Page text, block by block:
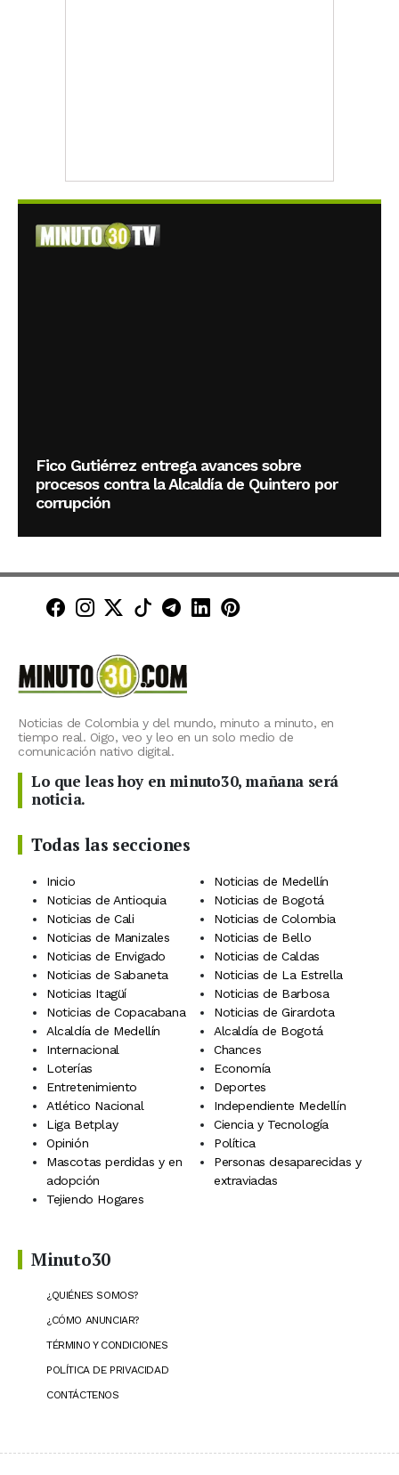
Fico Gutiérrez entrega avances sobre
procesos contra la Alcaldía de Quintero por
corrupción
Minuto30 en Facebook
Minuto30 en Instagram
Minuto30 en X (Twitter)
Minuto30 en TikTok
Canal de Minuto30 en
Minuto30 en LinkedIn
Minuto30 en
Noticias de Colombia y del mundo, minuto a minuto, en
tiempo real. Oigo, veo y leo en un solo medio de
comunicación nativo digital.
Lo que leas hoy en minuto30, mañana será
noticia.
Todas las secciones
Inicio
Noticias de Medellín
Noticias de Antioquia
Noticias de Bogotá
Noticias de Cali
Noticias de Colombia
Noticias de Manizales
Noticias de Bello
Noticias de Envigado
Noticias de Caldas
Noticias de Sabaneta
Noticias de La Estrella
Noticias Itagüí
Noticias de Barbosa
Noticias de Copacabana
Noticias de Girardota
Alcaldía de Medellín
Alcaldía de Bogotá
Internacional
Chances
Loterías
Economía
Entretenimiento
Deportes
Atlético Nacional
Independiente Medellín
Liga Betplay
Ciencia y Tecnología
Opinión
Política
Mascotas perdidas y en
adopción
Personas desaparecidas y
extraviadas
Tejiendo Hogares
Minuto30
¿QUIÉNES SOMOS?
¿CÓMO ANUNCIAR?
TÉRMINO Y CONDICIONES
POLÍTICA DE PRIVACIDAD
CONTÁCTENOS